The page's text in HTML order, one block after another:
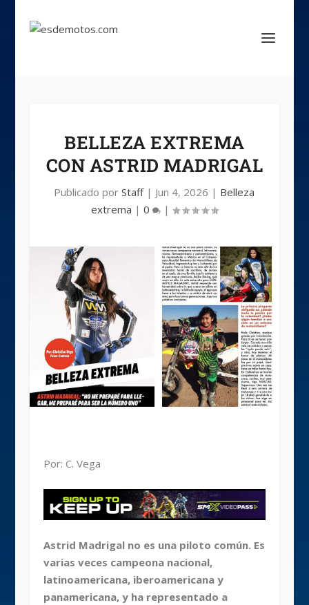
BELLEZA EXTREMA
CON ASTRID MADRIGAL
Publicado porStaff| Jun 4, 2026 | Belleza
extrema | 0 |
Por: C. Vega
Astrid Madrigal no es una piloto común. Es
varias veces campeona nacional,
latinoamericana, iberoamericana y
panamericana, y ha representado a